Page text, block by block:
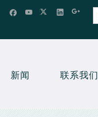
新闻 联系我们